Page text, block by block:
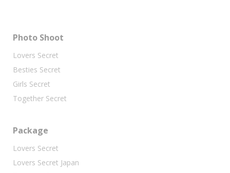
Photo Shoot
Lovers Secret
Besties Secret
Girls Secret
Together Secret
Package
Lovers Secret
Lovers Secret Japan